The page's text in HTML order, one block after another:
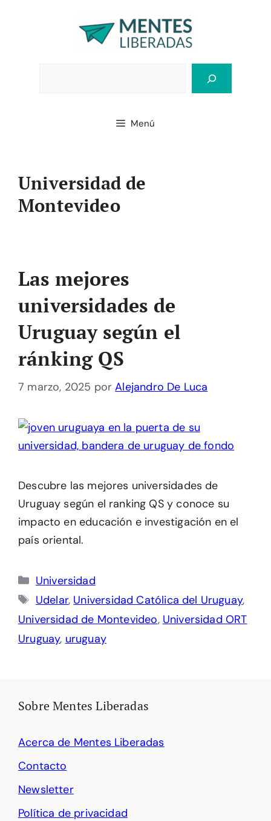
Menú
Universidad de
Montevideo
Las mejores
universidades de
Uruguay según el
ránking QS
7 marzo, 2025 porAlejandro De Luca
Descubre las mejores universidades de
Uruguay según el ranking QS y conoce su
impacto en educación e investigación en el
país oriental.
Categorías
Universidad
Etiquetas
Udelar, Universidad Católica del Uruguay,
Universidad de Montevideo, Universidad ORT
Uruguay, uruguay
Sobre Mentes Liberadas
Acerca de Mentes Liberadas
Contacto
Newsletter
Política de privacidad